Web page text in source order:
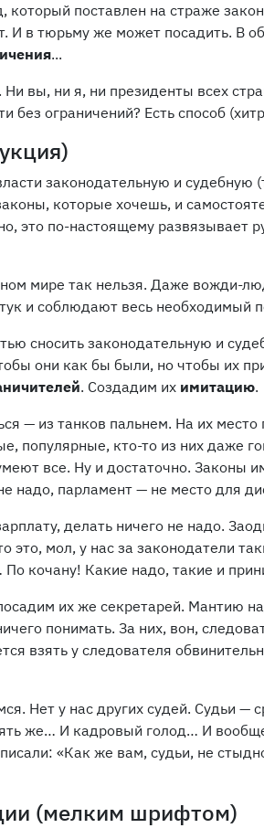
который поставлен на страже
И в тюрьму же может посадить. В
...
вы, ни я, ни президенты всех
без ограничений? Есть способ
законодательную и судебную
которые хочешь, и
это по-настоящему развязывает
мире так нельзя. Даже вожди-
и соблюдают весь необходимый
сносить законодательную и
они как бы были, но чтобы их
. Создадим их имитацию.
— из танков пальнем. На их место
популярные, кто-то из них даже
все. Ну и достаточно. Законы
надо, парламент — не место для
делать ничего не надо.
это, мол, у нас за законодатели
кочану! Какие надо, такие и
их же секретарей. Мантию
понимать. За них, вон,
взять у следователя
Нет у нас других судей. Судьи —
же… И кадровый голод… И
«Как же вам, судьи, не
(мелким шрифтом)